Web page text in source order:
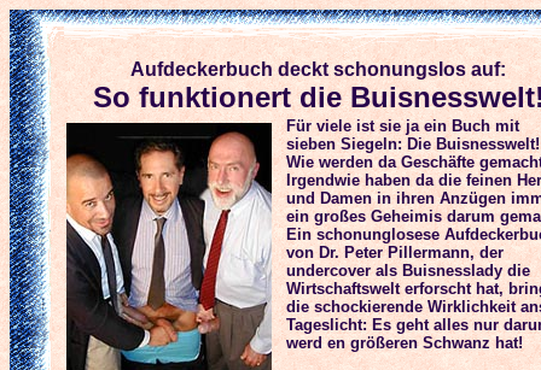
Aufdeckerbuch deckt schonungslos auf:
So funktionert die
Für viele ist sie ja ein Buch mit
sieben Siegeln: Die Buisnesswelt!
Wie werden da Geschäfte
Irgendwie haben da die feinen
und Damen in ihren Anzügen
ein großes Geheimis darum
Ein schonunglosese
von Dr. Peter Pillermann, der
undercover als Buisnesslady die
Wirtschaftswelt erforscht hat,
die schockierende Wirklichkeit
Tageslicht: Es geht alles nur
werd en größeren Schwanz hat!